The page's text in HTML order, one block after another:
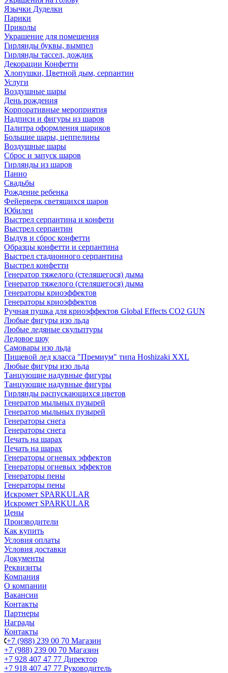
Язычки Дуделки
Парики
Приколы
Украшение для помещения
Гирлянды буквы, вымпел
Гирлянды тассел, дождик
Декорации Конфетти
Хлопушки, Цветной дым, серпантин
Услуги
Воздушные шары
День рождения
Корпоративные мероприятия
Надписи и фигуры из шаров
Палитра оформления шариков
Большие шары, цеппелины
Воздушные шары
Сброс и запуск шаров
Гирлянды из шаров
Панно
Свадьбы
Рождение ребенка
Фейерверк светящихся шаров
Юбилеи
Выстрел серпантина и конфети
Выстрел серпантин
Выдув и сброс конфетти
Образцы конфетти и серпантина
Выстрел стадионного серпантина
Выстрел конфетти
Генератор тяжелого (стелящегося) дыма
Генератор тяжелого (стелящегося) дыма
Генераторы криоэффектов
Генераторы криоэффектов
Ручная пушка для криоэффектов Global Effects CO2 GUN
Любые фигуры изо льда
Любые ледяные скульптуры
Ледовое шоу
Самовары изо льда
Пищевой лед класса "Премиум" типа Hoshizaki XXL
Любые фигуры изо льда
Танцующие надувные фигуры
Танцующие надувные фигуры
Гирлянды распускающихся цветов
Генератор мыльных пузырей
Генератор мыльных пузырей
Генераторы снега
Генераторы снега
Печать на шарах
Печать на шарах
Генераторы огневых эффектов
Генераторы огневых эффектов
Генераторы пены
Генераторы пены
Искромет SPARKULAR
Искромет SPARKULAR
Цены
Производители
Как купить
Условия оплаты
Условия доставки
Документы
Реквизиты
Компания
О компании
Вакансии
Контакты
Партнеры
Награды
Контакты
+7 (988) 239 00 70 Магазин
+7 (988) 239 00 70 Магазин
+7 928 407 47 77 Директор
+7 918 407 47 77 Руководитель